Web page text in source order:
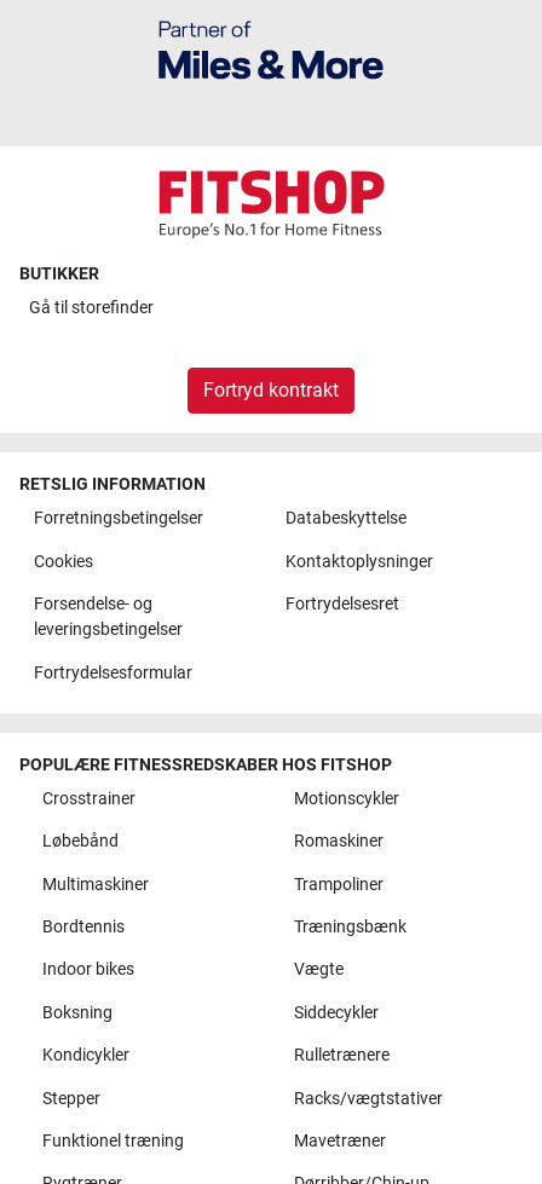
BUTIKKER
Gå til storefinder
Fortryd kontrakt
RETSLIG INFORMATION
Forretningsbetingelser
Databeskyttelse
Cookies Kontaktoplysninger
Forsendelse- og
leveringsbetingelser
Fortrydelsesret
Fortrydelsesformular
POPULÆRE FITNESSREDSKABER HOS FITSHOP
Crosstrainer
Motionscykler
Løbebånd Romaskiner
Multimaskiner Trampoliner
Bordtennis Træningsbænk
Indoor bikes Vægte
Boksning Siddecykler
Kondicykler Rulletrænere
Stepper Racks/vægtstativer
Funktionel træning Mavetræner